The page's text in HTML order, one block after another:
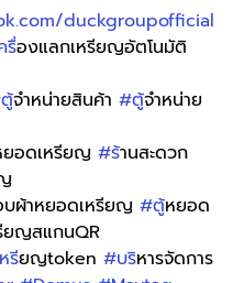
duckgroupofficial
รื่องแลกเหรียญอัตโนมัติ
ู้จำหน่ายสินค้า #ตู้จำหน่าย
ยอดเหรียญ #ร้านสะดวก
ผ้าหยอดเหรียญ #ตู้หยอด
ยญสแกนQR
รียญtoken #บริหารจัดการ